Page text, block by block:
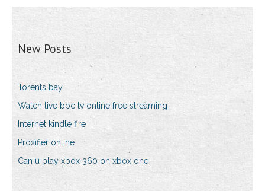
New Posts
Torents bay
Watch live bbc tv online free streaming
Internet kindle fire
Proxifier online
Can u play xbox 360 on xbox one